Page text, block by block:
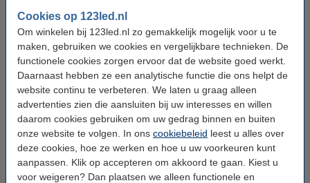
Cookies op 123led.nl
Om winkelen bij 123led.nl zo gemakkelijk mogelijk voor u te
maken, gebruiken we cookies en vergelijkbare technieken. De
functionele cookies zorgen ervoor dat de website goed werkt.
Daarnaast hebben ze een analytische functie die ons helpt de
website continu te verbeteren. We laten u graag alleen
advertenties zien die aansluiten bij uw interesses en willen
daarom cookies gebruiken om uw gedrag binnen en buiten
onze website te volgen. In ons cookiebeleid leest u alles over
deze cookies, hoe ze werken en hoe u uw voorkeuren kunt
aanpassen. Klik op accepteren om akkoord te gaan. Kiest u
voor weigeren? Dan plaatsen we alleen functionele en
Dimbaar: Nee
Voltage: 220-240 V
Ingangsfrequentie: 50-60Hz
Afmetingen: 90 cm x 26,8 mm x 26,8 mm (lxbxh)
Ø 26,8 mm
Type installatie: Conventioneel VSA (EM)
Werktemperatuur: -20 tot +45 °C